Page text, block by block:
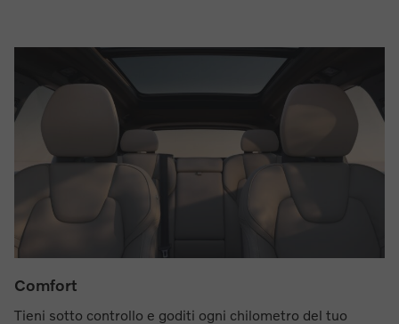
Comfort
Tieni sotto controllo e goditi ogni chilometro del tuo